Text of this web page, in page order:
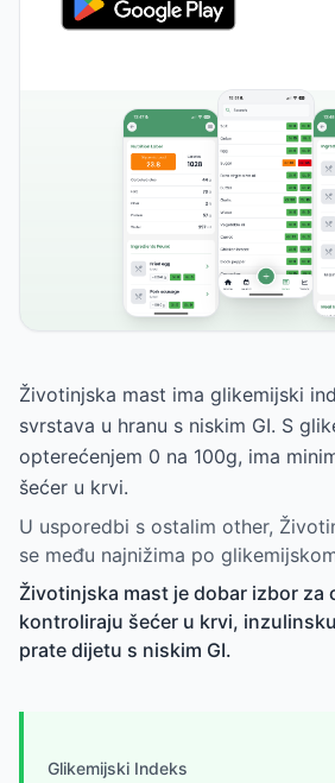
Životinjska mast ima glikemijski
svrstava u hranu s niskim GI. S
opterećenjem 0 na 100g, ima
šećer u krvi.
U usporedbi s ostalim other,
se među najnižima po
Životinjska mast je dobar izbor za
kontroliraju šećer u krvi,
prate dijetu s niskim GI.
Glikemijski Indeks